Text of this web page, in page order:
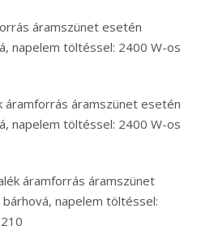
áramszünet esetén
napelem töltéssel: 2400 W-os
áramforrás áramszünet esetén
napelem töltéssel: 2400 W-os
áramforrás áramszünet
napelem töltéssel: